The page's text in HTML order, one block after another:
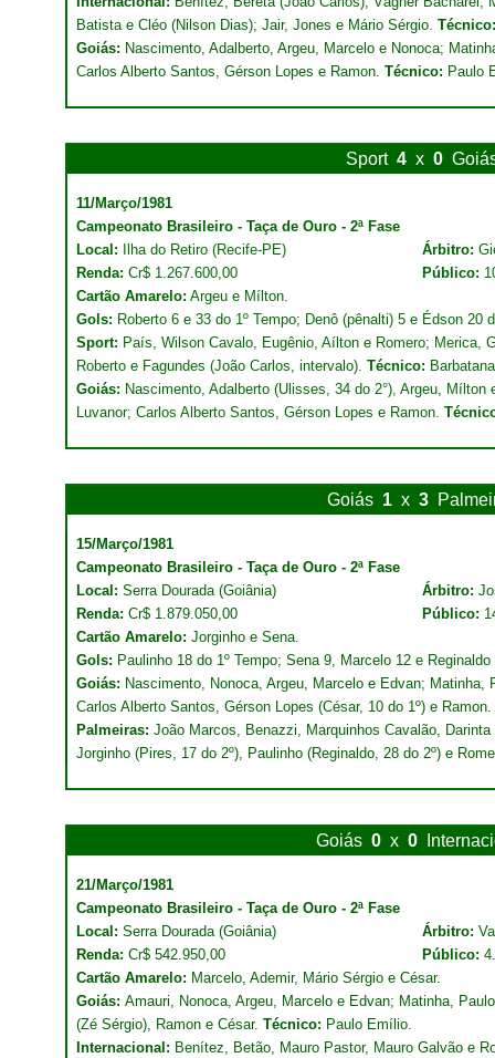
Batista e Cléo (Nilson Dias); Jair, Jones e Mário Sérgio. Técnico:
Goiás: Nascimento, Adalberto, Argeu, Marcelo e Nonoca;
Carlos Alberto Santos, Gérson Lopes e Ramon. Técnico: Paulo
Sport 4 x 0
11/Março/1981
Campeonato Brasileiro - Taça de Ouro - 2ª Fase
Local:
Ilha do Retiro (Recife-PE) Árbitro:
Renda: Cr$ 1.267.600,00 Público:
Cartão Amarelo: Argeu e Mílton.
Gols: Roberto 6 e 33 do 1º Tempo; Denô (pênalti) 5 e Édson 20
Sport: País, Wilson Cavalo, Eugênio, Aílton e Romero; Merica,
Roberto e Fagundes (João Carlos, intervalo). Técnico:
Goiás: Nascimento, Adalberto (Ulisses, 34 do 2°), Argeu,
Luvanor; Carlos Alberto Santos, Gérson Lopes e Ramon.
Goiás 1 x 3
15/Março/1981
Campeonato Brasileiro - Taça de Ouro - 2ª Fase
Local: Serra Dourada (Goiânia) Árbitro:
Renda: Cr$ 1.879.050,00 Público:
Cartão Amarelo: Jorginho e Sena.
Gols: Paulinho 18 do 1º Tempo; Sena 9, Marcelo 12 e Reginaldo
Goiás: Nascimento, Nonoca, Argeu, Marcelo e Edvan; Matinha,
Carlos Alberto Santos, Gérson Lopes (César, 10 do 1º) e Ramon.
Palmeiras: João Marcos, Benazzi, Marquinhos Cavalão,
Jorginho (Pires, 17 do 2º), Paulinho (Reginaldo, 28 do 2º) e
Goiás 0 x 0
21/Março/1981
Campeonato Brasileiro - Taça de Ouro - 2ª Fase
Local: Serra Dourada (Goiânia) Árbitro:
Renda: Cr$ 542.950,00 Público:
Cartão Amarelo: Marcelo, Ademir, Mário Sérgio e César.
Goiás: Amauri, Nonoca, Argeu, Marcelo e Edvan; Matinha,
(Zé Sérgio), Ramon e César. Técnico: Paulo Emílio.
Internacional: Benítez, Betão, Mauro Pastor, Mauro Galvão e